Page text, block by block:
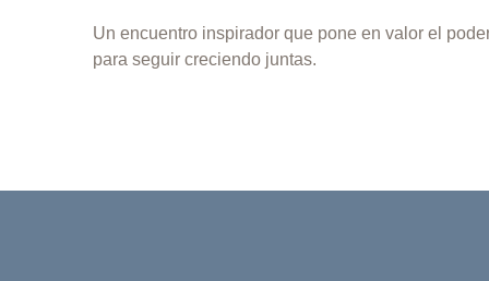
Un encuentro inspirador que pone en valor el
para seguir creciendo juntas.